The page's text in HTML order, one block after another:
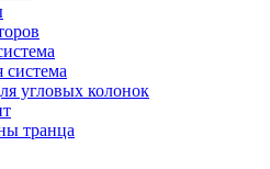
угловых колонок
транца